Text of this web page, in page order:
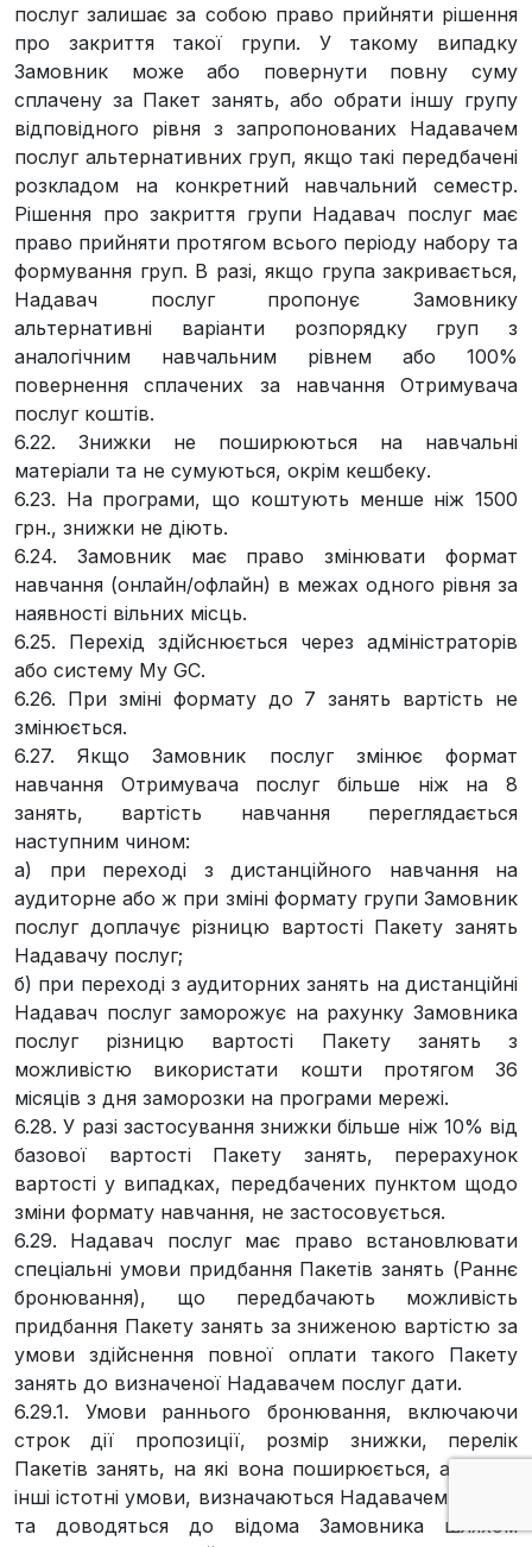
послуг залишає за собою право прийняти рішення
про закриття такої групи. У такому випадку
Замовник може або повернути повну суму
сплачену за Пакет занять, або обрати іншу групу
відповідного рівня з запропонованих Надавачем
послуг альтернативних груп, якщо такі передбачені
розкладом на конкретний навчальний семестр.
Рішення про закриття групи Надавач послуг має
право прийняти протягом всього періоду набору та
формування груп. В разі, якщо група закривається,
Надавач послуг пропонує Замовнику
альтернативні варіанти розпорядку груп з
аналогічним навчальним рівнем або 100%
повернення сплачених за навчання Отримувача
послуг коштів.
6.22. Знижки не поширюються на навчальні
матеріали та не сумуються, окрім кешбеку.
6.23. На програми, що коштують менше ніж 1500
грн., знижки не діють.
6.24. Замовник має право змінювати формат
навчання (онлайн/офлайн) в межах одного рівня за
наявності вільних місць.
6.25. Перехід здійснюється через адміністраторів
або систему My GC.
6.26. При зміні формату до 7 занять вартість не
змінюється.
6.27. Якщо Замовник послуг змінює формат
навчання Отримувача послуг більше ніж на 8
занять, вартість навчання переглядається
наступним чином:
а) при переході з дистанційного навчання на
аудиторне або ж при зміні формату групи Замовник
послуг доплачує різницю вартості Пакету занять
Надавачу послуг;
б) при переході з аудиторних занять на дистанційні
Надавач послуг заморожує на рахунку Замовника
послуг різницю вартості Пакету занять з
можливістю використати кошти протягом 36
місяців з дня заморозки на програми мережі.
6.28. У разі застосування знижки більше ніж 10% від
базової вартості Пакету занять, перерахунок
вартості у випадках, передбачених пунктом щодо
зміни формату навчання, не застосовується.
6.29. Надавач послуг має право встановлювати
спеціальні умови придбання Пакетів занять (Раннє
бронювання), що передбачають можливість
придбання Пакету занять за зниженою вартістю за
умови здійснення повної оплати такого Пакету
занять до визначеної Надавачем послуг дати.
6.29.1. Умови раннього бронювання, включаючи
строк дії пропозиції, розмір знижки, перелік
Пакетів занять, на які вона поширюється, а також
інші істотні умови, визначаються Надавачем послуг
та доводяться до відома Замовника шляхом